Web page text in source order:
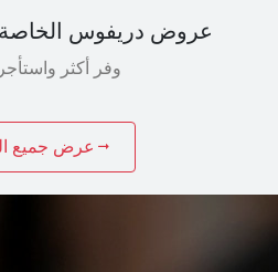
عروض دريفوس الخاصة
وفر أكثر
عرض جميع